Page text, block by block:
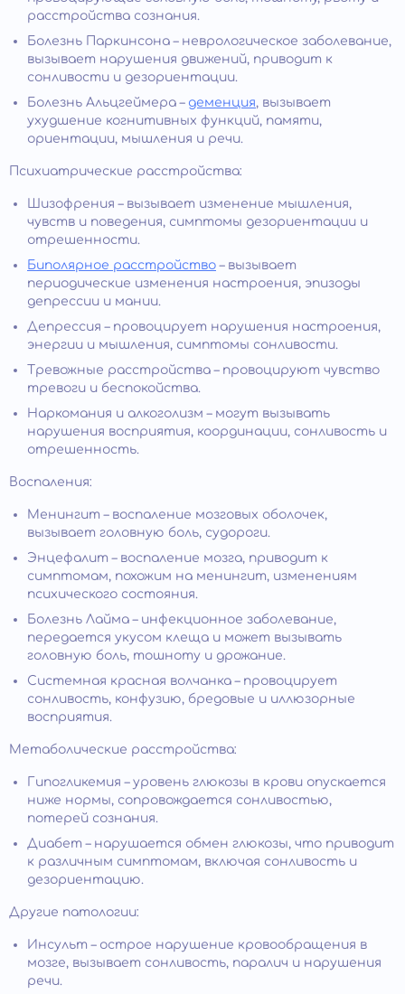
расстройства сознания.
Болезнь Паркинсона – неврологическое заболевание,
вызывает нарушения движений, приводит к
сонливости и дезориентации.
Болезнь Альцгеймера – деменция, вызывает
ухудшение когнитивных функций, памяти,
ориентации, мышления и речи.
Психиатрические расстройства:
Шизофрения – вызывает изменение мышления,
чувств и поведения, симптомы дезориентации и
отрешенности.
Биполярное расстройство – вызывает
периодические изменения настроения, эпизоды
депрессии и мании.
Депрессия – провоцирует нарушения настроения,
энергии и мышления, симптомы сонливости.
Тревожные расстройства – провоцируют чувство
тревоги и беспокойства.
Наркомания и алкоголизм – могут вызывать
нарушения восприятия, координации, сонливость и
отрешенность.
Воспаления:
Менингит – воспаление мозговых оболочек,
вызывает головную боль, судороги.
Энцефалит – воспаление мозга, приводит к
симптомам, похожим на менингит, изменениям
психического состояния.
Болезнь Лайма – инфекционное заболевание,
передается укусом клеща и может вызывать
головную боль, тошноту и дрожание.
Системная красная волчанка – провоцирует
сонливость, конфузию, бредовые и иллюзорные
восприятия.
Метаболические расстройства:
Гипогликемия – уровень глюкозы в крови опускается
ниже нормы, сопровождается сонливостью,
потерей сознания.
Диабет – нарушается обмен глюкозы, что приводит
к различным симптомам, включая сонливость и
дезориентацию.
Другие патологии:
Инсульт – острое нарушение кровообращения в
мозге, вызывает сонливость, паралич и нарушения
речи.